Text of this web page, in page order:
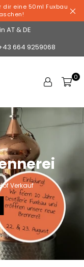
dir eine 50ml Fuxbau
AT & DE
664 9259068
0
Österreich
Verkauf